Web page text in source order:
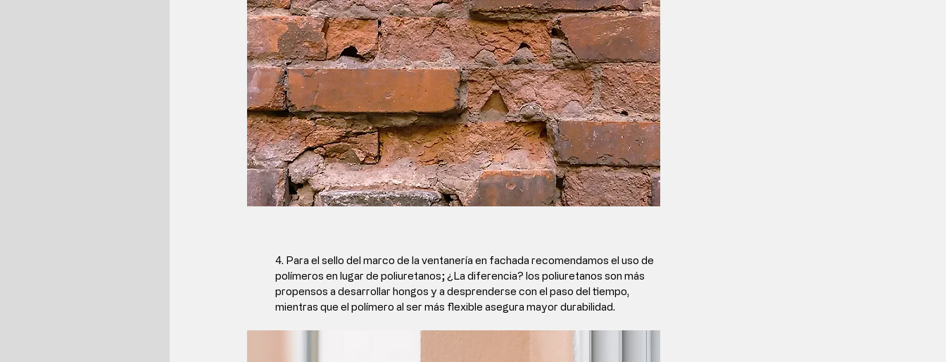
4. Para el sello del marco de la ventanería en fachada recomendamos el uso de
polímeros en lugar de poliuretanos; ¿La diferencia? los poliuretanos son más
propensos a desarrollar hongos y a desprenderse con el paso del tiempo,
mientras que el polímero al ser más flexible asegura mayor durabilidad.